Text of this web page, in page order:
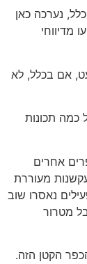
נערכה כאן
מדיווחי
אם בכלל, לא
תכונות
אחרים
מעוררת
נאסרו שוב
מטרור
הקטן הזה.